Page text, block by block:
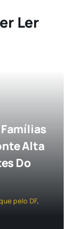
Ler
Alta
Do
pelo DF,